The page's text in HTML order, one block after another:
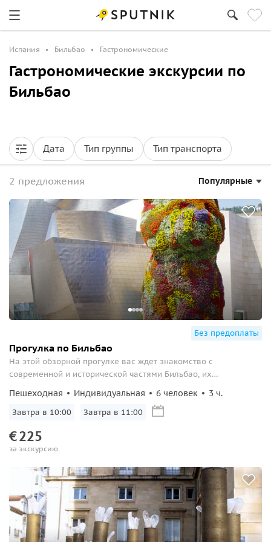
Испания Бильбао Гастрономические
Гастрономические экскурсии по
Бильбао
Дата Тип группы Тип транспорта
2 предложения Популярные
Без предоплаты
Прогулка по Бильбао
На этой обзорной прогулке вас ждет знакомство с
современной и исторической частями Бильбао, их
Пешеходная Индивидуальная 6 человек 3 ч.
Завтра в 10:00 Завтра в 11:00
€225
за экскурсию